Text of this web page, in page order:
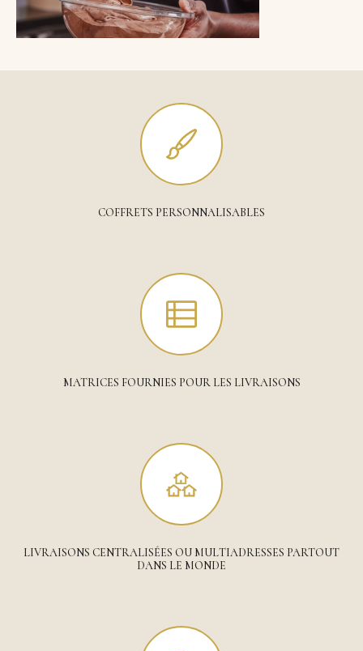
COFFRETS PERSONNALISABLES
MATRICES FOURNIES POUR LES LIVRAISONS
LIVRAISONS CENTRALISÉES OU MULTIADRESSES PARTOUT
DANS LE MONDE